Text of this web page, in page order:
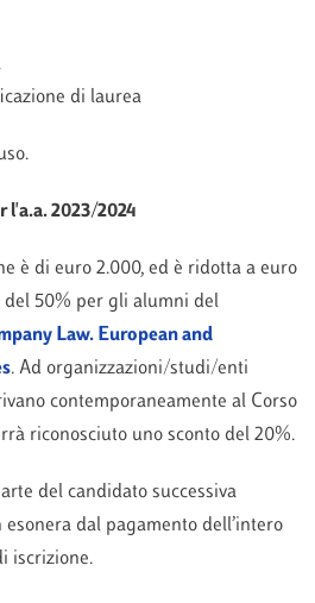
di laurea
l'a.a. 2023/2024
è di euro 2.000, ed è ridotta a euro
del 50% per gli alumni del
Law. European and
. Ad organizzazioni/studi/enti
contemporaneamente al Corso
riconosciuto uno sconto del 20%.
del candidato successiva
dal pagamento dell’intero
iscrizione.